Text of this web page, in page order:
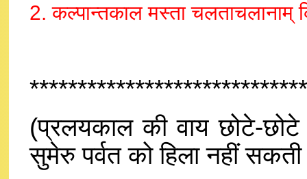
2. कल्पान्तकाल मस्ता चलताचलानाम्
(प्रलयकाल की वाय छोटे-
सुमेरु पर्वत को हिला नहीं